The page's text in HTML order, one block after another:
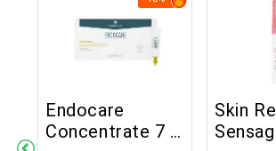
Endocare
Concentrate 7 x
Skin